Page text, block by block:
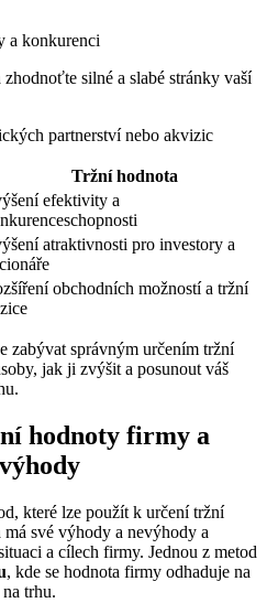
a konkurenci
silné a slabé stránky vaší
partnerství nebo akvizic
Tržní hodnota
efektivity a
atraktivnosti pro investory a
obchodních možností a tržní
zabývat správným určením tržní
jak ji zvýšit a posunout váš
hodnoty firmy a
které lze použít k určení tržní
své výhody a nevýhody a
a cílech firmy. Jednou z metod
, kde se hodnota firmy odhaduje na
trhu.